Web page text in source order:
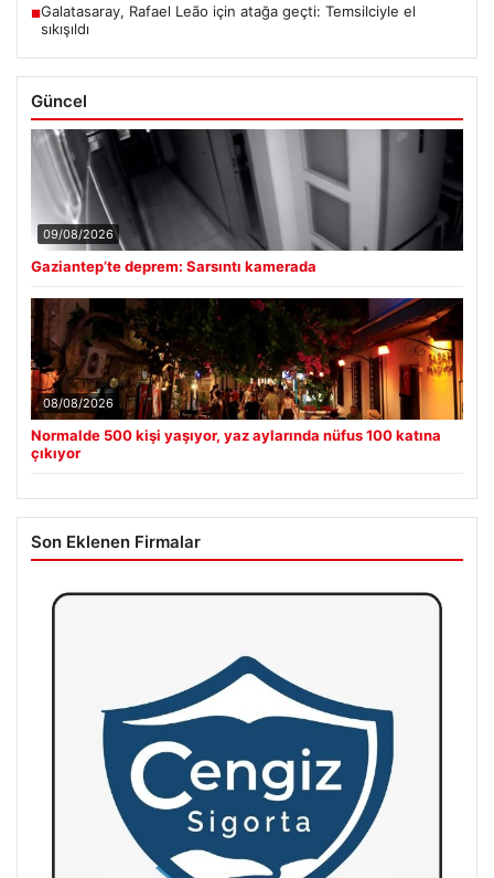
■Galatasaray, Rafael Leão için atağa geçti: Temsilciyle el
sıkışıldı
Güncel
09/08/2026
Gaziantep’te deprem: Sarsıntı kamerada
08/08/2026
Normalde 500 kişi yaşıyor, yaz aylarında nüfus 100 katına
çıkıyor
Son Eklenen Firmalar